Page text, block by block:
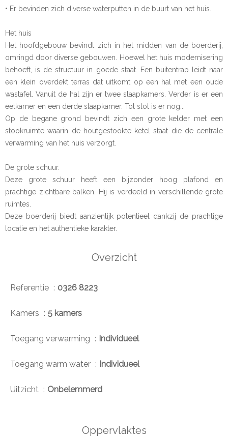
• Er bevinden zich diverse waterputten in de buurt van het huis.
Het huis
Het hoofdgebouw bevindt zich in het midden van de boerderij,
omringd door diverse gebouwen. Hoewel het huis modernisering
behoeft, is de structuur in goede staat. Een buitentrap leidt naar
een klein overdekt terras dat uitkomt op een hal met een oude
wastafel. Vanuit de hal zijn er twee slaapkamers. Verder is er een
eetkamer en een derde slaapkamer. Tot slot is er nog...
Op de begane grond bevindt zich een grote kelder met een
stookruimte waarin de houtgestookte ketel staat die de centrale
verwarming van het huis verzorgt.
De grote schuur.
Deze grote schuur heeft een bijzonder hoog plafond en
prachtige zichtbare balken. Hij is verdeeld in verschillende grote
ruimtes.
Deze boerderij biedt aanzienlijk potentieel dankzij de prachtige
locatie en het authentieke karakter.
Overzicht
Referentie 0326 8223
Kamers 5 kamers
Toegang verwarming Individueel
Toegang warm water Individueel
Uitzicht Onbelemmerd
Oppervlaktes